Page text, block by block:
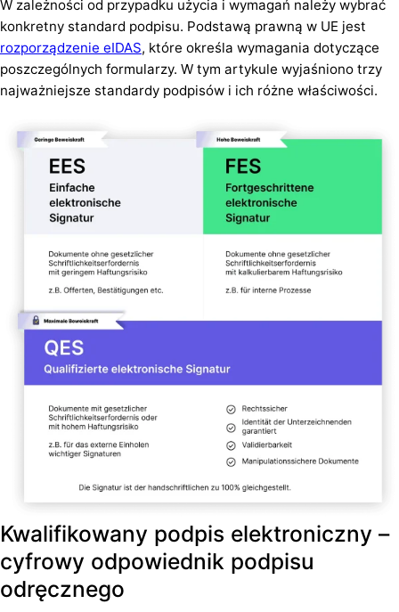
W zależności od przypadku użycia i wymagań należy wybrać
konkretny standard podpisu. Podstawą prawną w UE jest
rozporządzenie eIDAS, które określa wymagania dotyczące
poszczególnych formularzy. W tym artykule wyjaśniono trzy
najważniejsze standardy podpisów i ich różne właściwości.
Kwalifikowany podpis elektroniczny –
cyfrowy odpowiednik podpisu
odręcznego